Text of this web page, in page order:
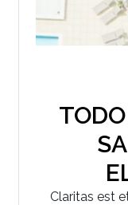
Claritas est